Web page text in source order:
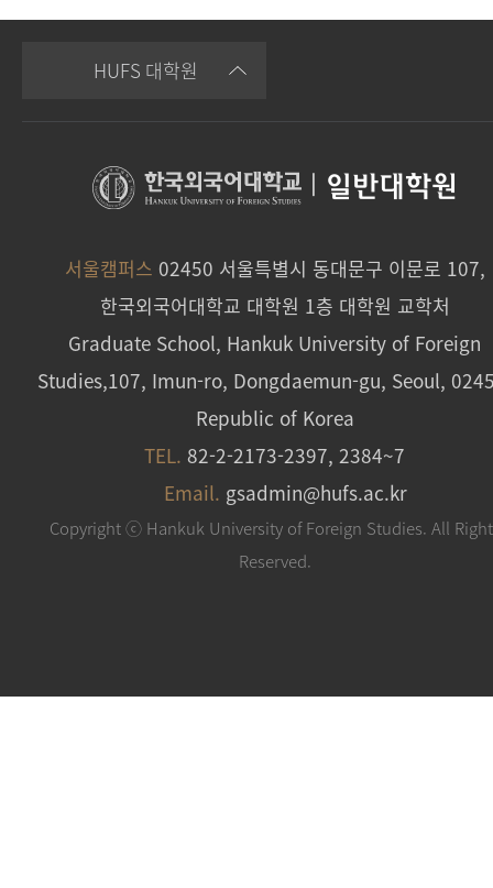
HUFS 대학원
일반대학원
서울캠퍼스 02450 서울특별시 동대문구 이문로 107,
한국외국어대학교 대학원 1층 대학원 교학처
Graduate School, Hankuk University of Foreign
Studies,107, Imun-ro, Dongdaemun-gu, Seoul,
Republic of Korea
TEL. 82-2-2173-2397, 2384~7
Email. gsadmin@hufs.ac.kr
Copyright ⓒ Hankuk University of Foreign Studies. All
Reserved.